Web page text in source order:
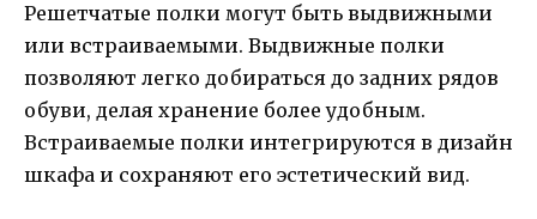
Решетчатые полки могут быть выдвижными
или встраиваемыми. Выдвижные полки
позволяют легко добираться до задних рядов
обуви, делая хранение более удобным.
Встраиваемые полки интегрируются в дизайн
шкафа и сохраняют его эстетический вид.